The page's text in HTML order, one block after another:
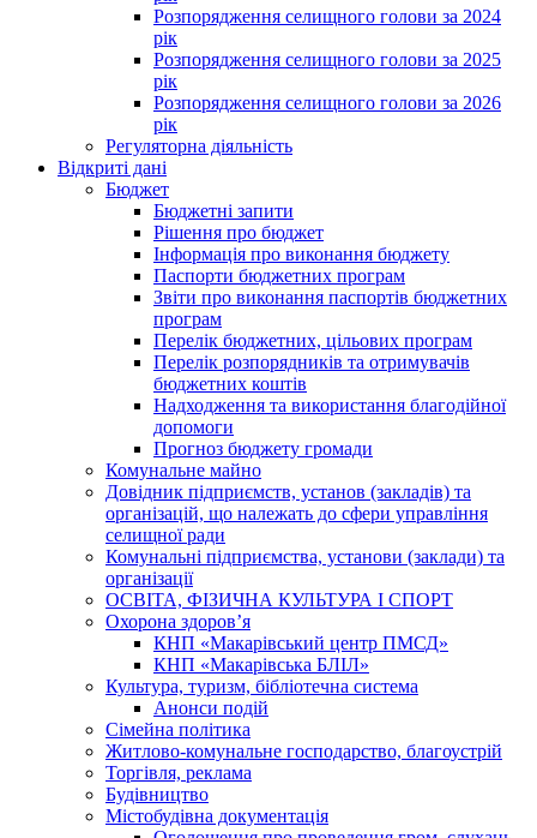
Розпорядження селищного голови за 2024
рік
Розпорядження селищного голови за 2025
рік
Розпорядження селищного голови за 2026
рік
Регуляторна діяльність
Відкриті дані
Бюджет
Бюджетні запити
Рішення про бюджет
Інформація про виконання бюджету
Паспорти бюджетних програм
Звіти про виконання паспортів бюджетних
програм
Перелік бюджетних, цільових програм
Перелік розпорядників та отримувачів
бюджетних коштів
Надходження та використання благодійної
допомоги
Прогноз бюджету громади
Комунальне майно
Довідник підприємств, установ (закладів) та
організацій, що належать до сфери управління
селищної ради
Комунальні підприємства, установи (заклади) та
організації
ОСВІТА, ФІЗИЧНА КУЛЬТУРА І СПОРТ
Охорона здоров’я
КНП «Макарівський центр ПМСД»
КНП «Макарівська БЛІЛ»
Культура, туризм, бібліотечна система
Анонси подій
Сімейна політика
Житлово-комунальне господарство, благоустрій
Торгівля, реклама
Будівництво
Містобудівна документація